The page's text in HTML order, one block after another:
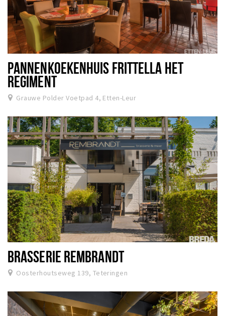
PANNENKOEKENHUIS FRITTELLA HET
REGIMENT
Grauwe Polder Voetpad 4, Etten-Leur
BRASSERIE REMBRANDT
Oosterhoutseweg 139, Teteringen